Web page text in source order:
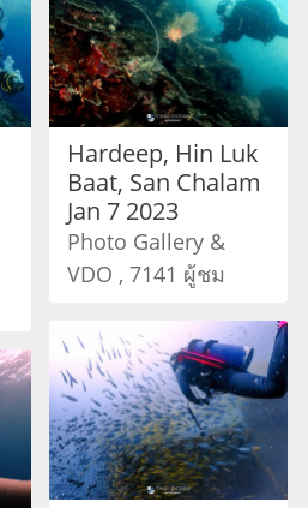
Hardeep, Hin Luk
Baat, San Chalam
Jan 7 2023
Photo Gallery &
VDO , 7141 ผู้ชม